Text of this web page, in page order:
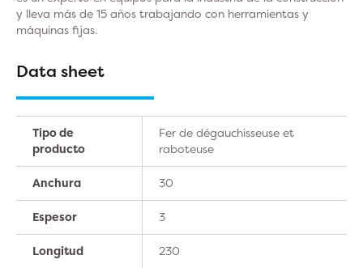
y lleva más de 15 años trabajando con herramientas y
máquinas fijas.
Data sheet
Tipo de
producto
Fer de dégauchisseuse et
raboteuse
Anchura 30
Espesor 3
Longitud 230